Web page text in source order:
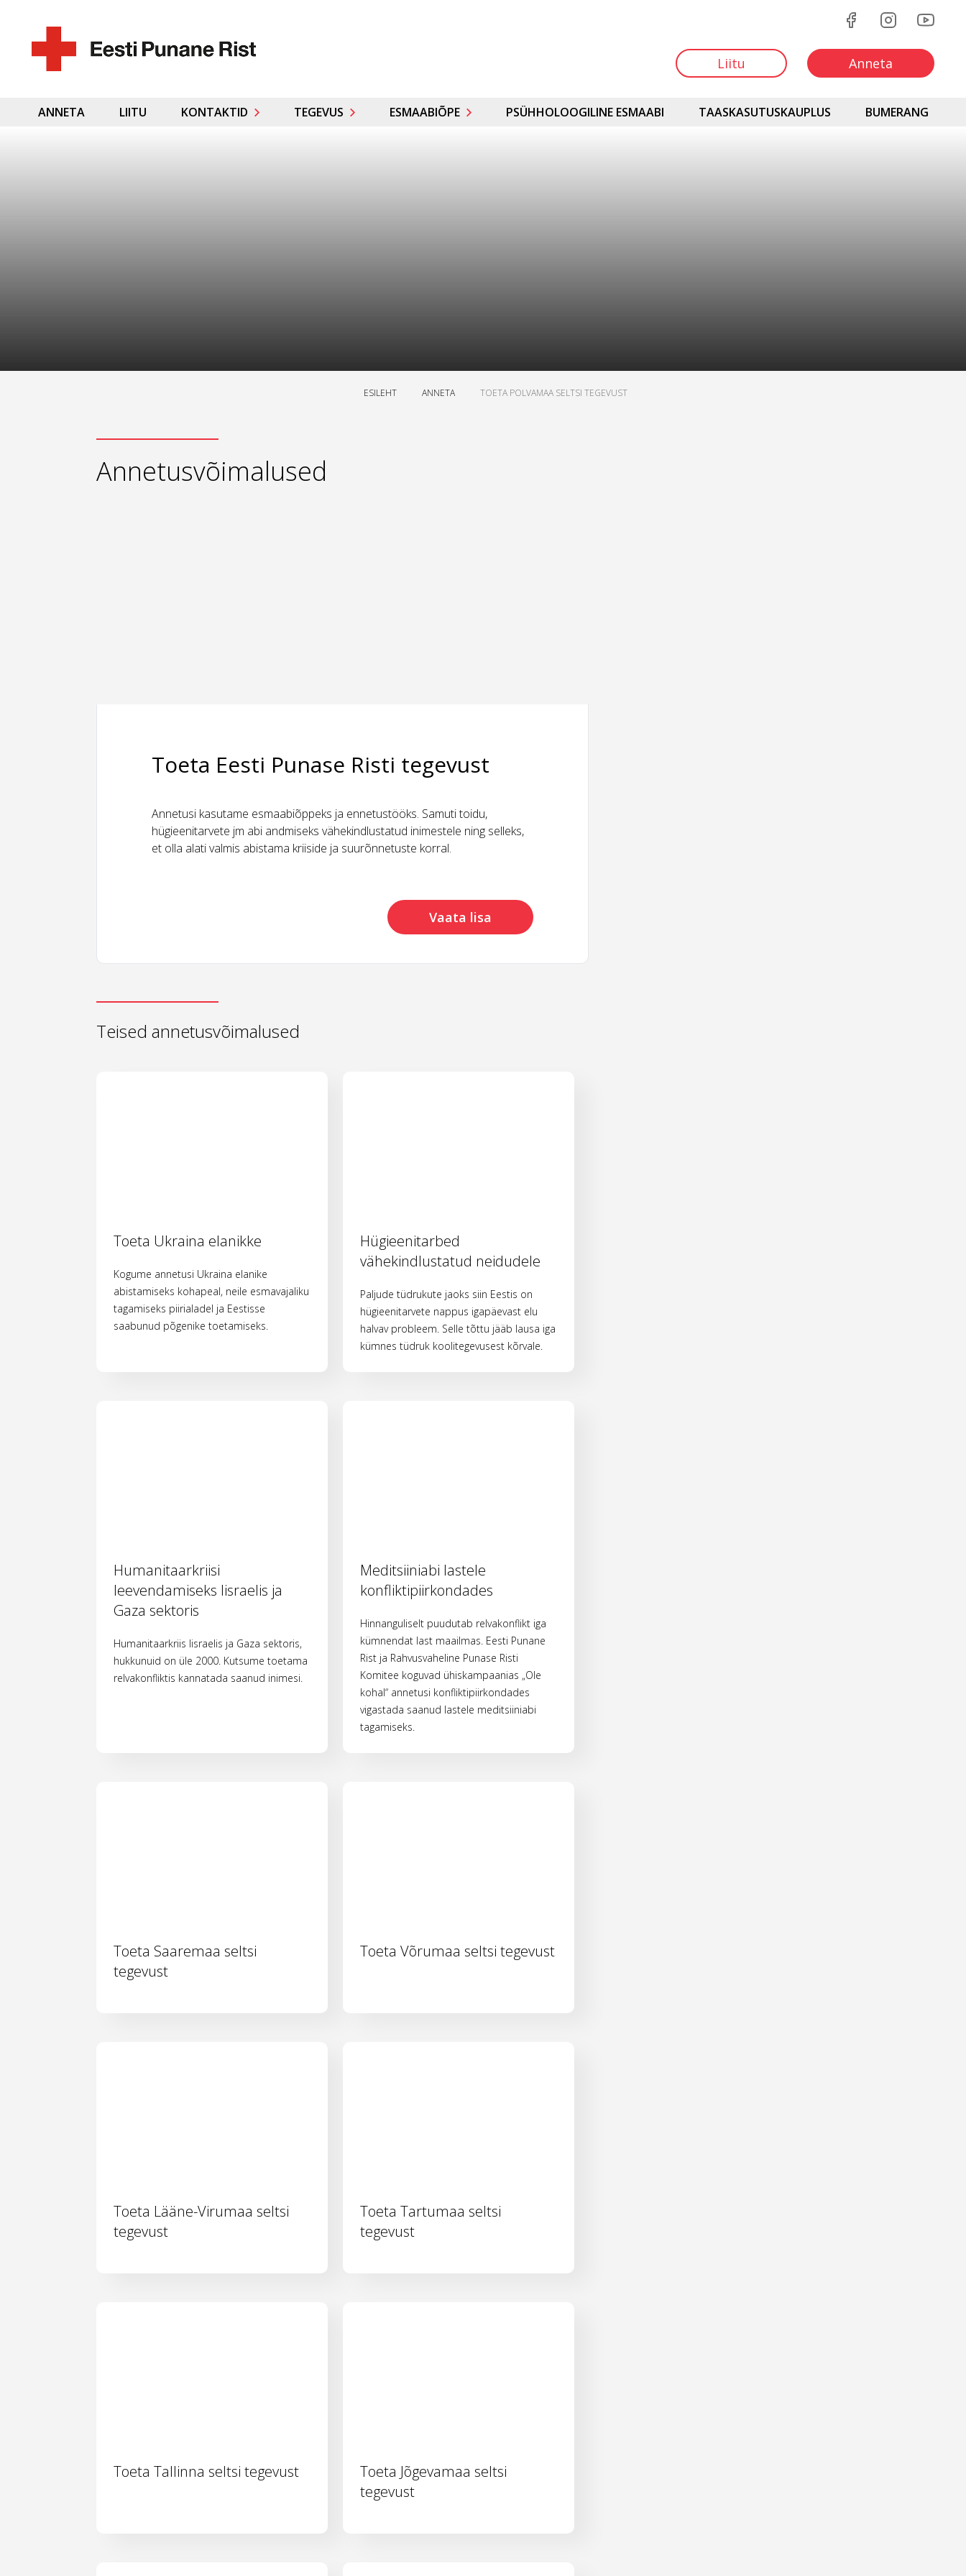
Liitu Anneta
ANNETA LIITU KONTAKTID TEGEVUS ESMAABIÕPE PSÜHHOLOOGILINE ESMAABI TAASKASUTUSKAUPLUS BUMERANG
ESILEHT ANNETA TOETA POLVAMAA SELTSI TEGEVUST
Annetusvõimalused
Toeta Eesti Punase Risti tegevust
Annetusi kasutame esmaabiõppeks ja ennetustööks. Samuti toidu,
hügieenitarvete jm abi andmiseks vähekindlustatud inimestele ning selleks,
et olla alati valmis abistama kriiside ja suurõnnetuste korral.
Vaata lisa
Teised annetusvõimalused
Toeta Ukraina elanikke
Kogume annetusi Ukraina elanike
abistamiseks kohapeal, neile esmavajaliku
tagamiseks piirialadel ja Eestisse
saabunud põgenike toetamiseks.
Hügieenitarbed
vähekindlustatud neidudele
Paljude tüdrukute jaoks siin Eestis on
hügieenitarvete nappus igapäevast elu
halvav probleem. Selle tõttu jääb lausa iga
kümnes tüdruk koolitegevusest kõrvale.
Humanitaarkriisi
leevendamiseks Iisraelis ja
Gaza sektoris
Humanitaarkriis Iisraelis ja Gaza sektoris,
hukkunuid on üle 2000. Kutsume toetama
relvakonfliktis kannatada saanud inimesi.
Meditsiiniabi lastele
konfliktipiirkondades
Hinnanguliselt puudutab relvakonflikt iga
kümnendat last maailmas. Eesti Punane
Rist ja Rahvusvaheline Punase Risti
Komitee koguvad ühiskampaanias „Ole
kohal“ annetusi konfliktipiirkondades
vigastada saanud lastele meditsiiniabi
tagamiseks.
Toeta Saaremaa seltsi
tegevust
Toeta Võrumaa seltsi tegevust
Toeta Lääne-Virumaa seltsi
tegevust
Toeta Tartumaa seltsi
tegevust
Toeta Tallinna seltsi tegevust
Toeta Jõgevamaa seltsi
tegevust